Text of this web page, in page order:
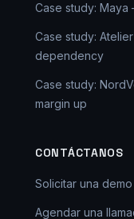
Case study: Maya
Case study:
dependency
Case study:
margin up
CONTÁCTANOS
Solicitar una demo
Agendar una